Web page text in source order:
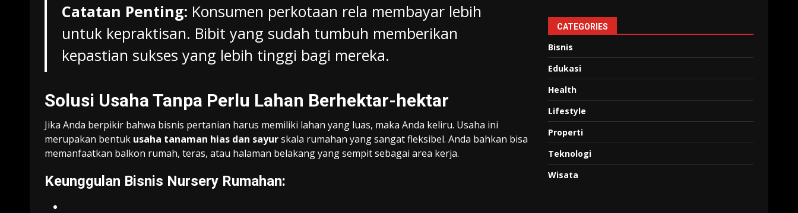
Catatan Penting: Konsumen perkotaan rela membayar lebih
untuk kepraktisan. Bibit yang sudah tumbuh memberikan
kepastian sukses yang lebih tinggi bagi mereka.
Solusi Usaha Tanpa Perlu Lahan Berhektar-hektar
Jika Anda berpikir bahwa bisnis pertanian harus memiliki lahan yang luas, maka Anda keliru. Usaha ini
merupakan bentuk usaha tanaman hias dan sayurskala rumahan yang sangat fleksibel. Anda bahkan bisa
memanfaatkan balkon rumah, teras, atau halaman belakang yang sempit sebagai area kerja.
Keunggulan Bisnis Nursery Rumahan:
CATEGORIES
Bisnis
Edukasi
Health
Lifestyle
Properti
Teknologi
Wisata